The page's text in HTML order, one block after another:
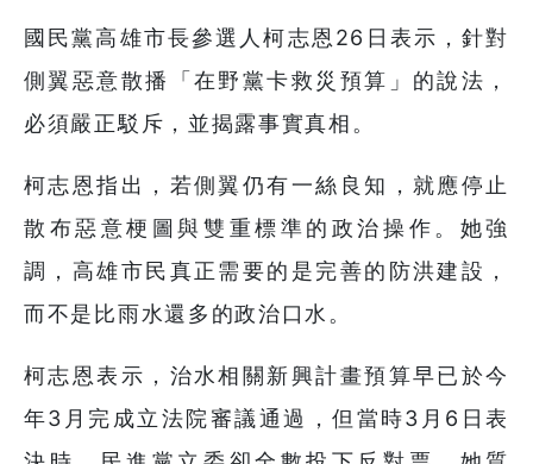
國民黨高雄市長參選人柯志恩26日表示，針對
側翼惡意散播「在野黨卡救災預算」的說法，
必須嚴正駁斥，並揭露事實真相。
柯志恩指出，若側翼仍有一絲良知，就應停止
散布惡意梗圖與雙重標準的政治操作。她強
調，高雄市民真正需要的是完善的防洪建設，
而不是比雨水還多的政治口水。
柯志恩表示，治水相關新興計畫預算早已於今
年3月完成立法院審議通過，但當時3月6日表